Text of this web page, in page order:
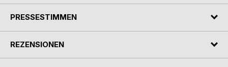
PRESSESTIMMEN
REZENSIONEN